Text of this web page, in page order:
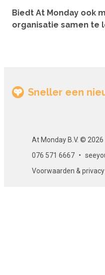
Biedt At Monday ook
organisatie samen te
Sneller een
At Monday B.V. © 2026
076 571 6667
Voorwaarden & privacy